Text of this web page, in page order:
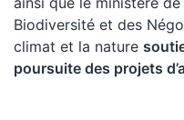
Biodiversité et des
climat et la nature
poursuite des projets